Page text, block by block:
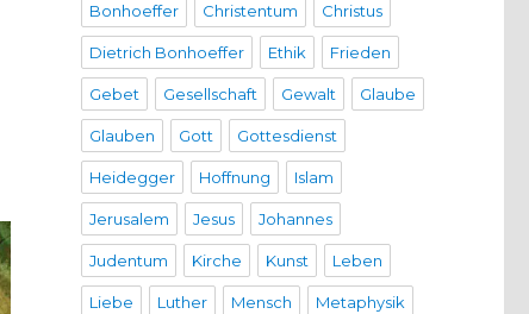
Bonhoeffer Christentum Christus
Dietrich Bonhoeffer Ethik Frieden
Gebet Gesellschaft Gewalt Glaube
Glauben Gott Gottesdienst
Heidegger Hoffnung Islam
Jerusalem Jesus Johannes
Judentum Kirche Kunst Leben
Liebe Luther Mensch Metaphysik